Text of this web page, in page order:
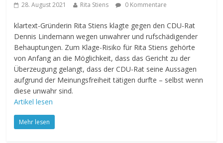
28. August 2021 Rita Stiens 0 Kommentare
klartext-Gründerin Rita Stiens klagte gegen den CDU-Rat
Dennis Lindemann wegen unwahrer und rufschädigender
Behauptungen. Zum Klage-Risiko für Rita Stiens gehörte
von Anfang an die Möglichkeit, dass das Gericht zu der
Überzeugung gelangt, dass der CDU-Rat seine Aussagen
aufgrund der Meinungsfreiheit tätigen durfte – selbst wenn
diese unwahr sind.
Artikel lesen
Mehr lesen